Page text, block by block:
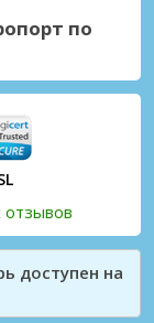
по
доступен на